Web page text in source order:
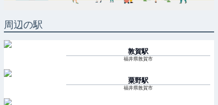
周辺の駅
敦賀駅
福井県敦賀市
粟野駅
福井県敦賀市